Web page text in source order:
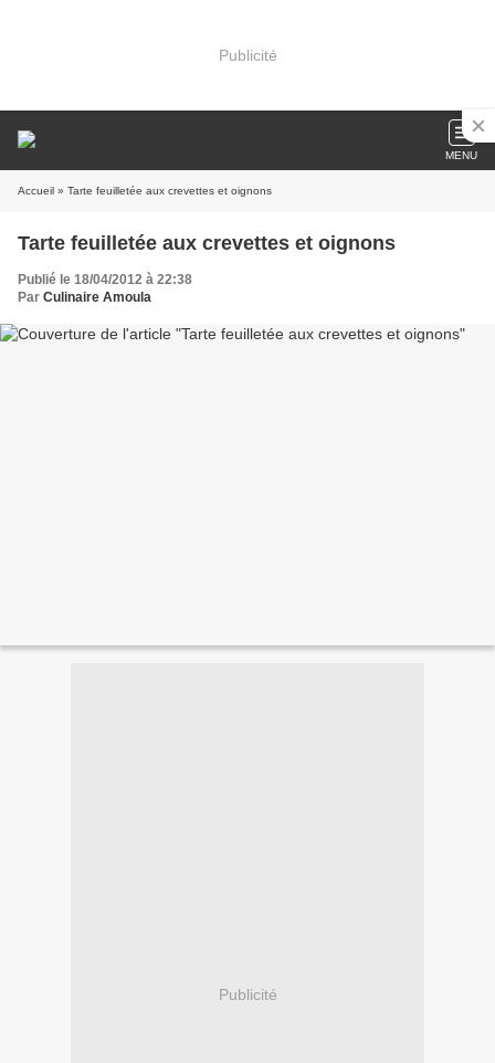
Publicité
MENU
Accueil » Tarte feuilletée aux crevettes et oignons
Tarte feuilletée aux crevettes et oignons
Publié le 18/04/2012 à 22:38
Par Culinaire Amoula
Publicité